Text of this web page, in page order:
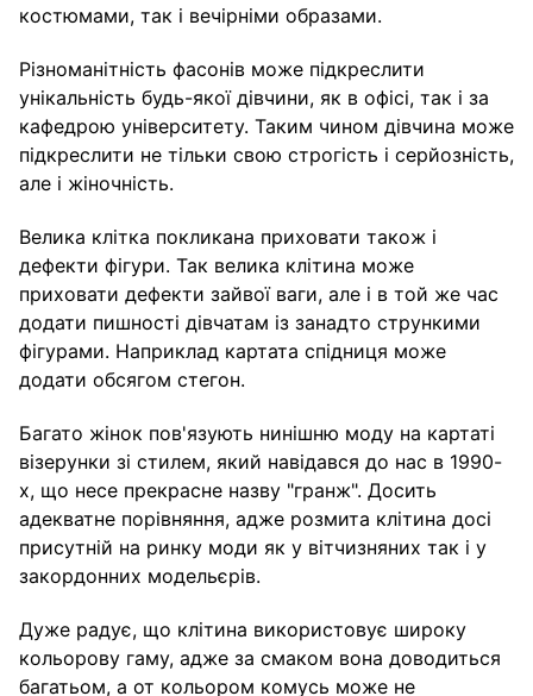
костюмами, так і вечірніми образами.
Різноманітність фасонів може підкреслити
унікальність будь-якої дівчини, як в офісі, так і за
кафедрою університету. Таким чином дівчина може
підкреслити не тільки свою строгість і серйозність,
але і жіночність.
Велика клітка покликана приховати також і
дефекти фігури. Так велика клітина може
приховати дефекти зайвої ваги, але і в той же час
додати пишності дівчатам із занадто стрункими
фігурами. Наприклад картата спідниця може
додати обсягом стегон.
Багато жінок пов'язують нинішню моду на картаті
візерунки зі стилем, який навідався до нас в 1990-
х, що несе прекрасне назву "гранж". Досить
адекватне порівняння, адже розмита клітина досі
присутній на ринку моди як у вітчизняних так і у
закордонних модельєрів.
Дуже радує, що клітина використовує широку
кольорову гаму, адже за смаком вона доводиться
багатьом, а от кольором комусь може не